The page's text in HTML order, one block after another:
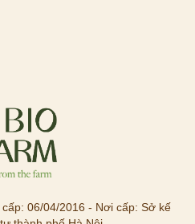
06/04/2016 - Nơi cấp: Sở kế